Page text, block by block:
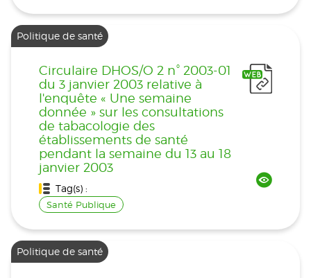
Politique de santé
Circulaire DHOS/O 2 n° 2003-01
du 3 janvier 2003 relative à
l'enquête « Une semaine
donnée » sur les consultations
de tabacologie des
établissements de santé
pendant la semaine du 13 au 18
janvier 2003
Tag(s) :
Santé Publique
Politique de santé